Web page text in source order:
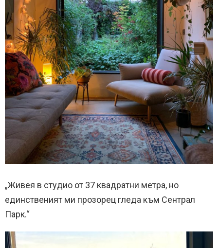
„Живея в студио от 37 квадратни метра, но
единственият ми прозорец гледа към Сентрал
Парк.“